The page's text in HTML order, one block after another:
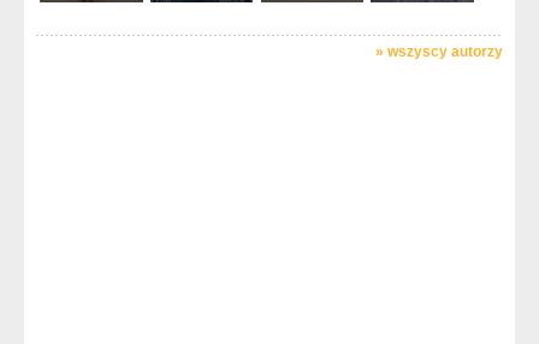
» wszyscy autorzy